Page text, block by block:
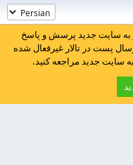
به سایت جدید پرسش و پاسخ
پست در تالار غیرفعال شده
سایت جدید مراجعه کنید.